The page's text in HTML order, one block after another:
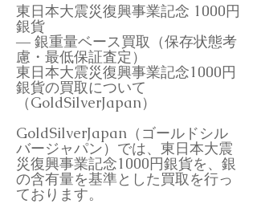
東日本大震災復興事業記念 1000円
銀貨
― 銀重量ベース買取（保存状態考
慮・最低保証査定）
東日本大震災復興事業記念1000円
銀貨の買取について
（GoldSilverJapan）
GoldSilverJapan（ゴールドシル
バージャパン）では、東日本大震
災復興事業記念1000円銀貨を、銀
の含有量を基準とした買取を行っ
ております。